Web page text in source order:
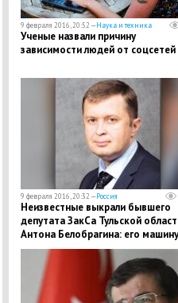
9 февраля 2016, 20:52 —Наука и техника
Ученые назвали причину
зависимости людей от соцсетей
9 февраля 2016, 20:32 —Россия
Неизвестные выкрали бывшего
депутата ЗакСа Тульской
Антона Белобрагина: его машину
нашли со следами крови